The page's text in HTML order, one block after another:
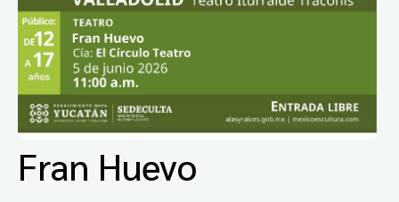
Fran Huevo